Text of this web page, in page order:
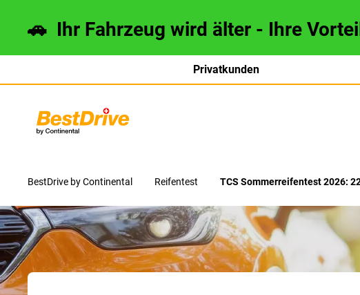
🚗 Ihr Fahrzeug wird älter - Ihre
Privatkunden
français
BestDrive by Continental Reifentest TCS Sommerreifentest 2026: